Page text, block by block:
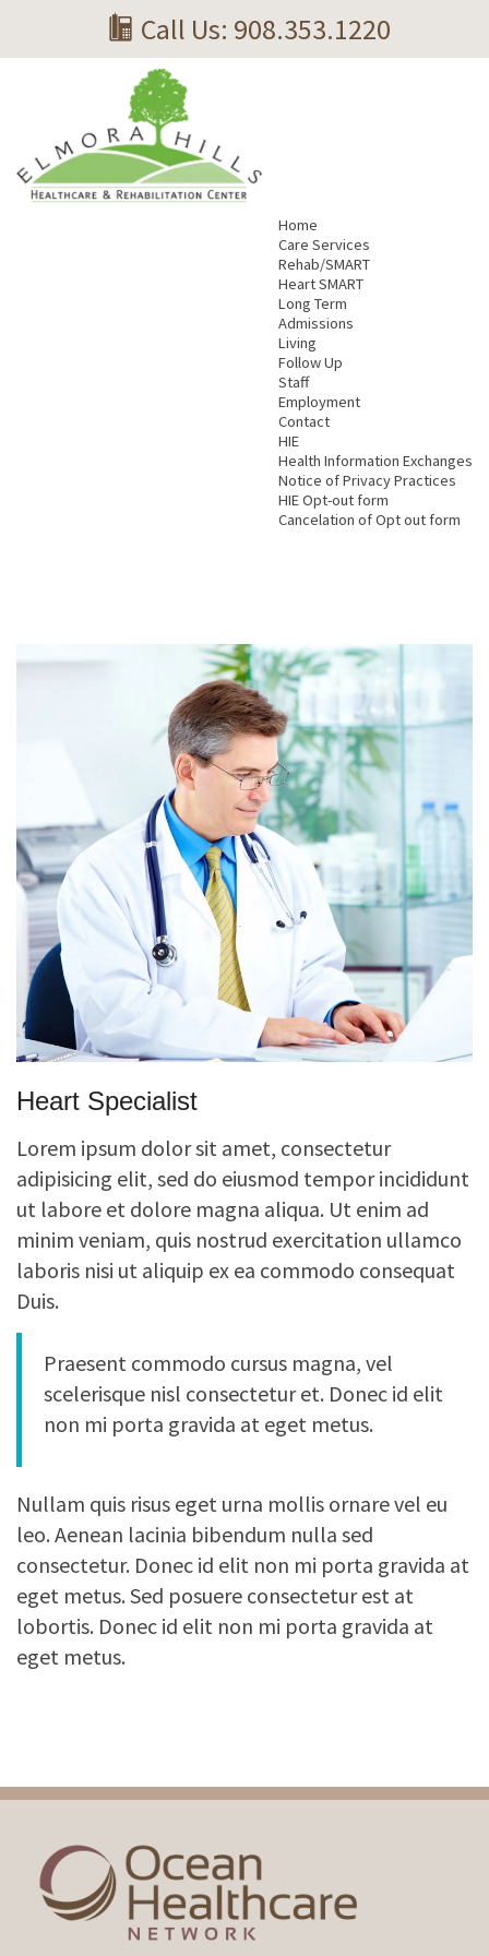
Call Us: ‎908.353.1220‎
Home
Care Services
Rehab/SMART
Heart SMART
Long Term
Admissions
Living
Follow Up
Staff
Employment
Contact
HIE
Health Information Exchanges
Notice of Privacy Practices
HIE Opt-out form
Cancelation of Opt out form
Heart Specialist
Lorem ipsum dolor sit amet, consectetur
adipisicing elit, sed do eiusmod tempor incididunt
ut labore et dolore magna aliqua. Ut enim ad
minim veniam, quis nostrud exercitation ullamco
laboris nisi ut aliquip ex ea commodo consequat
Duis.
Praesent commodo cursus magna, vel
scelerisque nisl consectetur et. Donec id elit
non mi porta gravida at eget metus.
Nullam quis risus eget urna mollis ornare vel eu
leo. Aenean lacinia bibendum nulla sed
consectetur. Donec id elit non mi porta gravida at
eget metus. Sed posuere consectetur est at
lobortis. Donec id elit non mi porta gravida at
eget metus.